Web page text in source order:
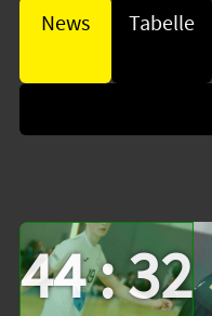
News Tabelle
44 : 32